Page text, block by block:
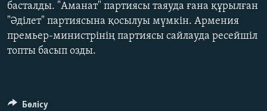
240p
720p
480p
басталды. "Аманат" партиясы таяуда ғана құрылған
"Әділет" партиясына қосылуы мүмкін. Армения
премьер-министрінің партиясы сайлауда ресейшіл
топты басып озды.
Бөлісу